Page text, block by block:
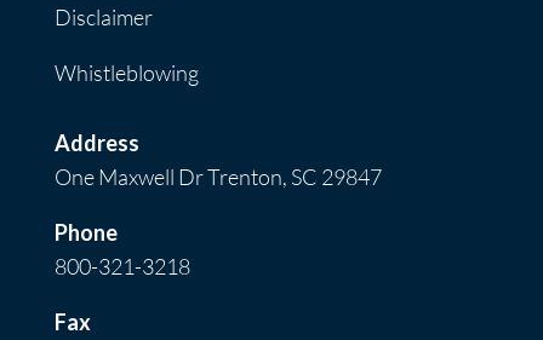
Disclaimer
Whistleblowing
Address
One Maxwell Dr Trenton, SC 29847
Phone
800-321-3218
Fax